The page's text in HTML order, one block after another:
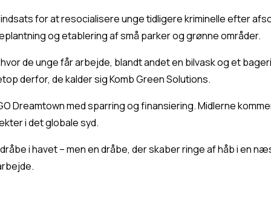
for at resocialisere unge tidligere kriminelle efter
og etablering af små parker og grønne områder.
de unge får arbejde, blandt andet en bilvask og et
derfor, de kalder sig Komb Green Solutions.
Dreamtown med sparring og finansiering. Midlerne
i det globale syd.
i havet – men en dråbe, der skaber ringe af håb i en